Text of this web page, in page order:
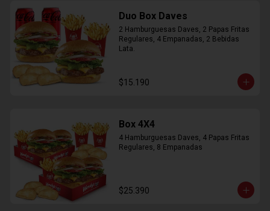
Duo Box Daves
2 Hamburguesas Daves, 2 Papas Fritas
Regulares, 4 Empanadas, 2 Bebidas
Lata.
$15.190
Box 4X4
4 Hamburguesas Daves, 4 Papas Fritas
Regulares, 8 Empanadas
$25.390